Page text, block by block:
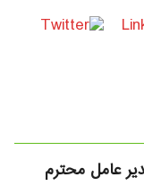
عامل محترم